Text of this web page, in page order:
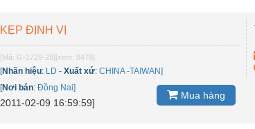
KẸP ĐỊNH VỊ
[Mã: G-1729-28][xem: 8478]
[Nhãn hiệu: LD -Xuất xứ:CHINA -TAIWAN]
[Nơi bán:Đồng Nai]
2011-02-09 16:59:59]
Mua hàng